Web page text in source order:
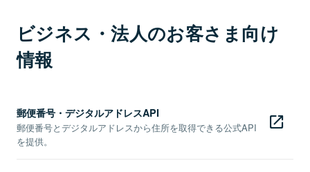
ビジネス・法人のお客さま向け
情報
郵便番号・デジタルアドレスAPI
郵便番号とデジタルアドレスから住所を取得できる公式API
を提供。